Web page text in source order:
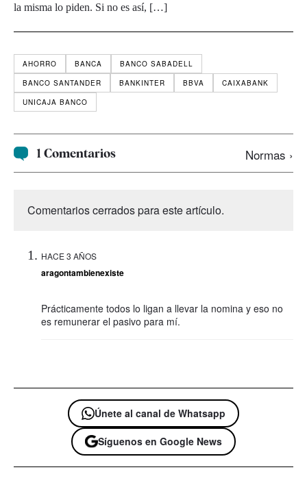
la misma lo piden. Si no es así, […]
AHORRO BANCA
BANCO SABADELL
BANCO SANTANDER
BANKINTER BBVA
CAIXABANK
UNICAJA BANCO
1 Comentarios Normas ›
Comentarios cerrados para este artículo.
HACE 3 AÑOS
aragontambienexiste
Prácticamente todos lo ligan a llevar la nomina y eso no
es remunerar el pasivo para mí.
Únete al canal de Whatsapp
Síguenos en Google News